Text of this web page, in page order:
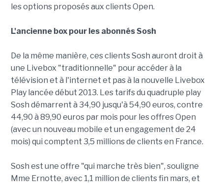
les options proposés aux clients Open.
L'ancienne box pour les abonnés Sosh
De la même manière, ces clients Sosh auront droit à
une Livebox "traditionnelle" pour accéder à la
télévision et à l'internet et pas à la nouvelle Livebox
Play lancée début 2013. Les tarifs du quadruple play
Sosh démarrent à 34,90 jusqu'à 54,90 euros, contre
44,90 à 89,90 euros par mois pour les offres Open
(avec un nouveau mobile et un engagement de 24
mois) qui comptent 3,5 millions de clients en France.
Sosh est une offre "qui marche très bien", souligne
Mme Ernotte, avec 1,1 million de clients fin mars, et